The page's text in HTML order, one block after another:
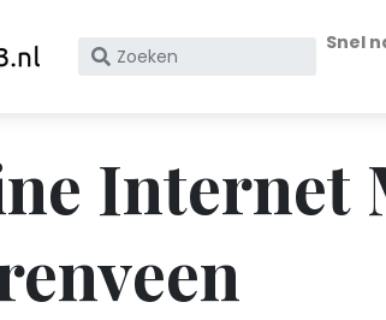
Zoek
KvK
nummer
Snel
Internet